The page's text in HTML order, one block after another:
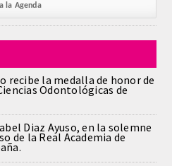
la Agenda
recibe la medalla de honor de
Odontológicas de
Diaz Ayuso, en la solemne
de la Real Academia de